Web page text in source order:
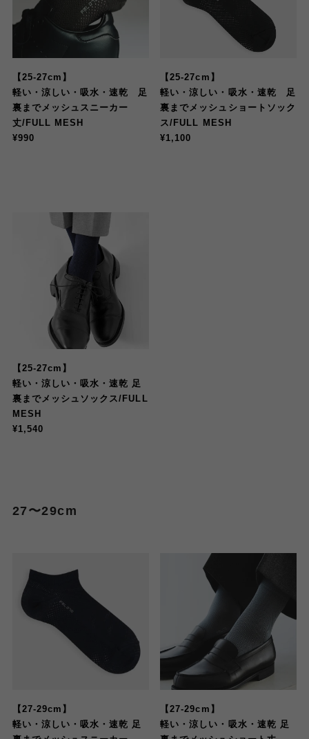
【25-27cm】
軽い・涼しい・吸水・速乾 足
裏までメッシュスニーカー
丈/FULL MESH
¥990
【25-27cm】
軽い・涼しい・吸水・速乾 足
裏までメッシュショートソック
ス/FULL MESH
¥1,100
【25-27cm】
軽い・涼しい・吸水・速乾 足
裏までメッシュソックス/FULL
MESH
¥1,540
27〜29cm
【27-29cm】
軽い・涼しい・吸水・速乾 足
【27-29cm】
軽い・涼しい・吸水・速乾 足